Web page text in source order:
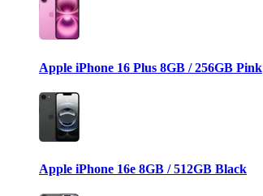
Apple iPhone 16 Plus 8GB / 256GB Pink
Apple iPhone 16e 8GB / 512GB Black